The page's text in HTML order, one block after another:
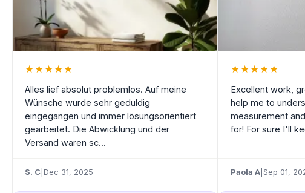
★★★★★
Alles lief absolut problemlos. Auf meine
Wünsche wurde sehr geduldig
eingegangen und immer lösungsorientiert
gearbeitet. Die Abwicklung und der
Versand waren sc...
S. C Dec 31, 2025
★★★★★
Excellent work,
help me to
measurement
for! For sure I'll
Paola A Sep 01,